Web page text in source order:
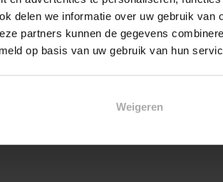
delen we informatie over uw gebruik van
partners kunnen de gegevens
op basis van uw gebruik van hun
Weigeren
Galva